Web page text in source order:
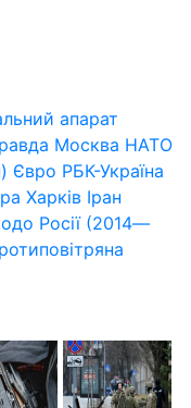
апарат
Москва НАТО
Євро РБК-Україна
Харків Іран
Росії (2014—